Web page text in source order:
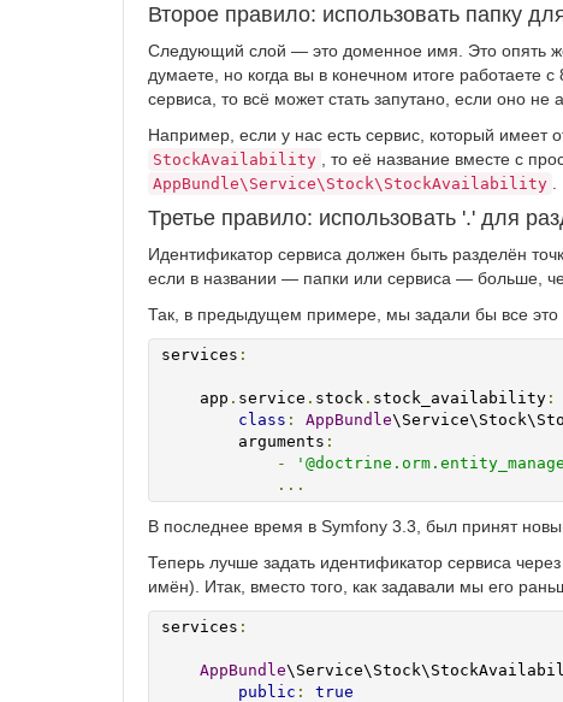
Второе правило: использовать папку
Следующий слой — это доменное имя. Это опять
думаете, но когда вы в конечном итоге
сервиса, то всё может стать запутано, если оно не
Например, если у нас есть сервис, который имеет
StockAvailability , то её название вместе с
AppBundle\Service\Stock\StockAvailability
Третье правило: использовать '.' для
Идентификатор сервиса должен быть разделён
если в названии — папки или сервиса — больше,
Так, в предыдущем примере, мы задали бы все это
services :
    app
. service . stock . stock_availability :
class : AppBundle
        arguments
:
-
...
В последнее время в Symfony 3.3, был принят
Теперь лучше задать идентификатор сервиса
имён). Итак, вместо того, как задавали мы его
services :
AppBundle
public :
true